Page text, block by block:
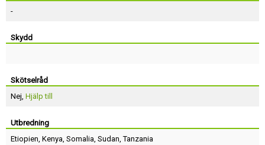
-
Skydd
Skötselråd
Nej, Hjälp till
Utbredning
Etiopien, Kenya, Somalia, Sudan,Tanzania